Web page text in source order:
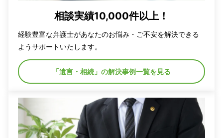
相談実績10,000件以上！
経験豊富な弁護士があなたのお悩み・ご不安を解決できる
ようサポートいたします。
「遺言・相続」の解決事例一覧を見る